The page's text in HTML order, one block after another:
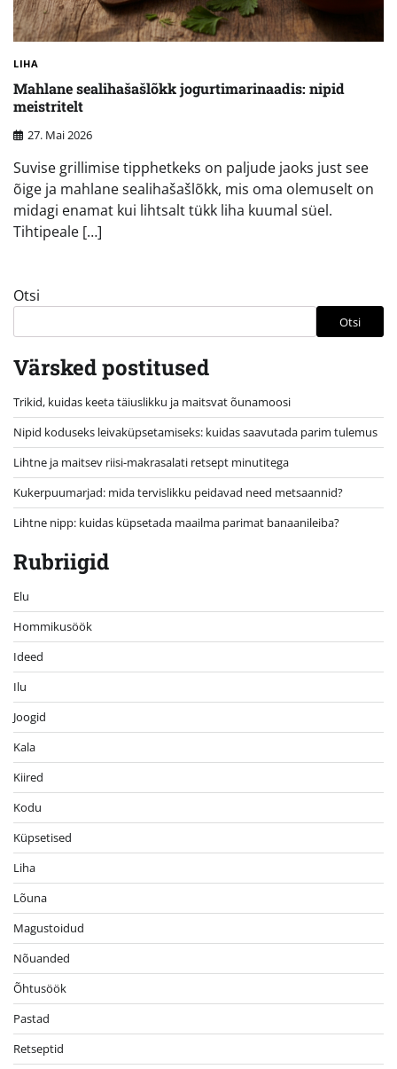
LIHA
Mahlane sealihašašlõkk jogurtimarinaadis: nipid
meistritelt
27. Mai 2026
Suvise grillimise tipphetkeks on paljude jaoks just see
õige ja mahlane sealihašašlõkk, mis oma olemuselt on
midagi enamat kui lihtsalt tükk liha kuumal süel.
Tihtipeale […]
Otsi
Otsi
Värsked postitused
Trikid, kuidas keeta täiuslikku ja maitsvat õunamoosi
Nipid koduseks leivaküpsetamiseks: kuidas saavutada parim tulemus
Lihtne ja maitsev riisi-makrasalati retsept minutitega
Kukerpuumarjad: mida tervislikku peidavad need metsaannid?
Lihtne nipp: kuidas küpsetada maailma parimat banaanileiba?
Rubriigid
Elu
Hommikusöök
Ideed
Ilu
Joogid
Kala
Kiired
Kodu
Küpsetised
Liha
Lõuna
Magustoidud
Nõuanded
Õhtusöök
Pastad
Retseptid